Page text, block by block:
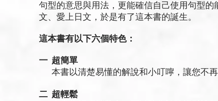
句型的意思與用法，更能確信自己使用句型
文、愛上日文，於是有了這本書的誕生。
這本書有以下六個特色：
一 超簡單
本書以清楚易懂的解說和小叮嚀，讓您不
二 超輕鬆